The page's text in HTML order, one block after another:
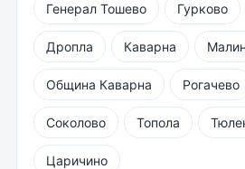
Генерал Тошево Гурково
Дропла Каварна
Община Каварна Рогачево
Соколово Топола
Царичино